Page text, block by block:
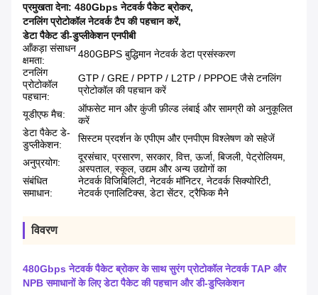
प्रमुखता देना: 480Gbps नेटवर्क पैकेट ब्रोकर,
टनलिंग प्रोटोकॉल नेटवर्क टैप की पहचान करें,
डेटा पैकेट डी-डुप्लीकेशन एनपीबी
आँकड़ा संसाधन
क्षमता:
480GBPS बुद्धिमान नेटवर्क डेटा प्रसंस्करण
टनलिंग
प्रोटोकॉल
पहचान:
GTP / GRE / PPTP / L2TP / PPPOE जैसे टनलिंग
प्रोटोकॉल की पहचान करें
यूडीएफ मैच:
ऑफसेट मान और कुंजी फ़ील्ड लंबाई और सामग्री को अनुकूलित
करें
डेटा पैकेट डे-
डुप्लीकेशन:
सिस्टम प्रदर्शन के एपीएम और एनपीएम विश्लेषण को सहेजें
अनुप्रयोग:
दूरसंचार, प्रसारण, सरकार, वित्त, ऊर्जा, बिजली, पेट्रोलियम,
अस्पताल, स्कूल, उद्यम और अन्य उद्योगों का
संबंधित
समाधान:
नेटवर्क विजिबिलिटी, नेटवर्क मॉनिटर, नेटवर्क सिक्योरिटी,
नेटवर्क एनालिटिक्स, डेटा सेंटर, ट्रैफिक मैने
विवरण
480Gbps नेटवर्क पैकेट ब्रोकर के साथ सुरंग प्रोटोकॉल नेटवर्क TAP और
NPB समाधानों के लिए डेटा पैकेट की पहचान और डी-डुप्लिकेशन